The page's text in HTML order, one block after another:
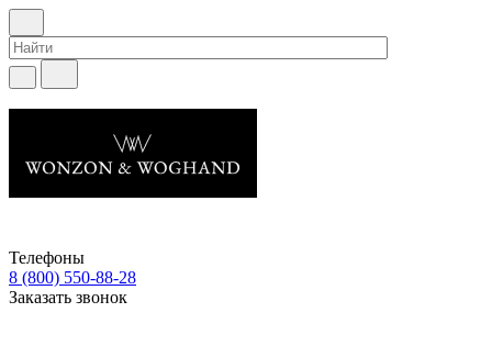
Телефоны
8 (800) 550-88-28
Заказать звонок